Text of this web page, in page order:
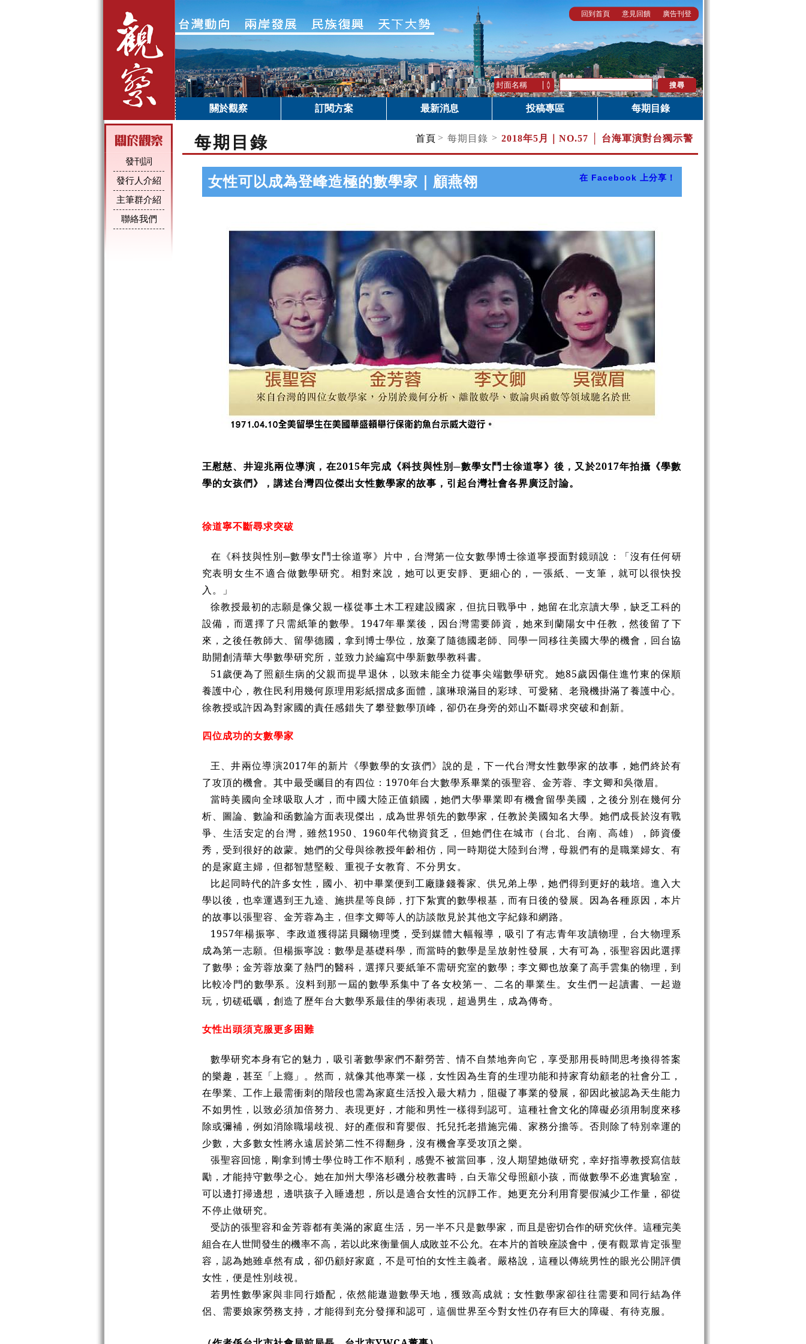
回到首頁 意見回饋 廣告刊登
關於觀察 訂閱方案 最新消息 投稿專區 每期目錄
發刊詞
發行人介紹
主筆群介紹
聯絡我們
每期目錄 首頁 > 每期目錄 > 2018年5月｜ NO.57 │ 台海軍演對台獨示警
女性可以成為登峰造極的數學家｜顧燕翎 在 Facebook 上分享！
王慰慈、井迎兆兩位導演，在2015年完成《科技與性別─數學女鬥士徐道寧》後，又於2017年拍攝《學數
學的女孩們》，講述台灣四位傑出女性數學家的故事，引起台灣社會各界廣泛討論。
徐道寧不斷尋求突破
在《科技與性別─數學女鬥士徐道寧》片中，台灣第一位女數學博士徐道寧授面對鏡頭說：「沒有任何研
究表明女生不適合做數學研究。相對來說，她可以更安靜、更細心的，一張紙、一支筆，就可以很快投
入。」
徐教授最初的志願是像父親一樣從事土木工程建設國家，但抗日戰爭中，她留在北京讀大學，缺乏工科的
設備，而選擇了只需紙筆的數學。1947年畢業後，因台灣需要師資，她來到蘭陽女中任教，然後留了下
來，之後任教師大、留學德國，拿到博士學位，放棄了隨德國老師、同學一同移往美國大學的機會，回台協
助開創清華大學數學研究所，並致力於編寫中學新數學教科書。
51歲便為了照顧生病的父親而提早退休，以致未能全力從事尖端數學研究。她85歲因傷住進竹東的保順
養護中心，教住民利用幾何原理用彩紙摺成多面體，讓琳琅滿目的彩球、可愛豬、老飛機掛滿了養護中心。
徐教授或許因為對家國的責任感錯失了攀登數學頂峰，卻仍在身旁的郊山不斷尋求突破和創新。
四位成功的女數學家
王、井兩位導演2017年的新片《學數學的女孩們》說的是，下一代台灣女性數學家的故事，她們終於有
了攻頂的機會。其中最受矚目的有四位：1970年台大數學系畢業的張聖容、金芳蓉、李文卿和吳徵眉。
當時美國向全球吸取人才，而中國大陸正值鎖國，她們大學畢業即有機會留學美國，之後分別在幾何分
析、圖論、數論和函數論方面表現傑出，成為世界領先的數學家，任教於美國知名大學。她們成長於沒有戰
爭、生活安定的台灣，雖然1950、1960年代物資貧乏，但她們住在城市（台北、台南、高雄），師資優
秀，受到很好的啟蒙。她們的父母與徐教授年齡相仿，同一時期從大陸到台灣，母親們有的是職業婦女、有
的是家庭主婦，但都智慧堅毅、重視子女教育、不分男女。
比起同時代的許多女性，國小、初中畢業便到工廠賺錢養家、供兄弟上學，她們得到更好的栽培。進入大
學以後，也幸運遇到王九逵、施拱星等良師，打下紮實的數學根基，而有日後的發展。因為各種原因，本片
的故事以張聖容、金芳蓉為主，但李文卿等人的訪談散見於其他文字紀錄和網路。
1957年楊振寧、李政道獲得諾貝爾物理獎，受到媒體大幅報導，吸引了有志青年攻讀物理，台大物理系
成為第一志願。但楊振寧說：數學是基礎科學，而當時的數學是呈放射性發展，大有可為，張聖容因此選擇
了數學；金芳蓉放棄了熱門的醫科，選擇只要紙筆不需研究室的數學；李文卿也放棄了高手雲集的物理，到
比較冷門的數學系。沒料到那一屆的數學系集中了各女校第一、二名的畢業生。女生們一起讀書、一起遊
玩，切磋砥礪，創造了歷年台大數學系最佳的學術表現，超過男生，成為傳奇。
女性出頭須克服更多困難
數學研究本身有它的魅力，吸引著數學家們不辭勞苦、情不自禁地奔向它，享受那用長時間思考換得答案
的樂趣，甚至「上癮」。然而，就像其他專業一樣，女性因為生育的生理功能和持家育幼顧老的社會分工，
在學業、工作上最需衝刺的階段也需為家庭生活投入最大精力，阻礙了事業的發展，卻因此被認為天生能力
不如男性，以致必須加倍努力、表現更好，才能和男性一樣得到認可。這種社會文化的障礙必須用制度來移
除或彌補，例如消除職場歧視、好的產假和育嬰假、托兒托老措施完備、家務分擔等。否則除了特別幸運的
少數，大多數女性將永遠居於第二性不得翻身，沒有機會享受攻頂之樂。
張聖容回憶，剛拿到博士學位時工作不順利，感覺不被當回事，沒人期望她做研究，幸好指導教授寫信鼓
勵，才能持守數學之心。她在加州大學洛杉磯分校教書時，白天靠父母照顧小孩，而做數學不必進實驗室，
可以邊打掃邊想，邊哄孩子入睡邊想，所以是適合女性的沉靜工作。她更充分利用育嬰假減少工作量，卻從
不停止做研究。
受訪的張聖容和金芳蓉都有美滿的家庭生活，另一半不只是數學家，而且是密切合作的研究伙伴。這種完美
組合在人世間發生的機率不高，若以此來衡量個人成敗並不公允。在本片的首映座談會中，便有觀眾肯定張聖
容，認為她雖卓然有成，卻仍顧好家庭，不是可怕的女性主義者。嚴格說，這種以傳統男性的眼光公開評價
女性，便是性別歧視。
若男性數學家與非同行婚配，依然能遨遊數學天地，獲致高成就；女性數學家卻往往需要和同行結為伴
侶、需要娘家勞務支持，才能得到充分發揮和認可，這個世界至今對女性仍存有巨大的障礙、有待克服。